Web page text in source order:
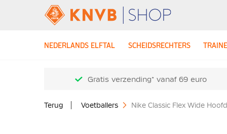
NEDERLANDS ELFTAL SCHEIDSRECHTERS
Gratis verzending* vanaf 69 euro
Terug Voetballers Nike Classic Flex Wide